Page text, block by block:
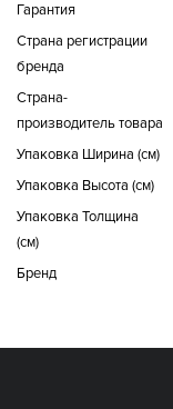
Гарантия
Страна регистрации
бренда
Страна-
производитель товара
Упаковка Ширина (см)
Упаковка Высота (см)
Упаковка Толщина
(см)
Бренд